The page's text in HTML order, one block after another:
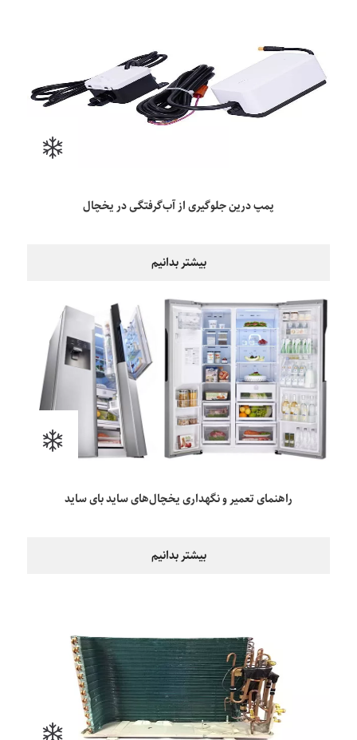
پمپ درین جلوگیری از آب‌گرفتگی در یخچال
بیشتر بدانیم
راهنمای تعمیر و نگهداری یخچال‌های ساید بای ساید
بیشتر بدانیم